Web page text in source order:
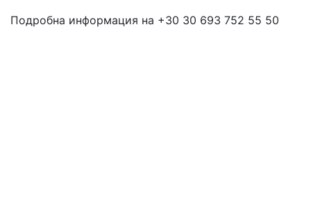
Подробна информация на +30 30 693 752 55 50